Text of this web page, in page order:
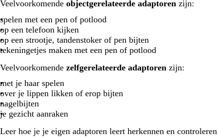
Veelvoorkomende objectgerelateerde adaptoren zijn:
spelen met een pen of potlood
op een telefoon kijken
op een strootje, tandenstoker of pen bijten
tekeningetjes maken met een pen of potlood
Veelvoorkomende zelfgerelateerde adaptoren zijn:
met je haar spelen
over je lippen likken of erop bijten
nagelbijten
je gezicht aanraken
Leer hoe je je eigen adaptoren leert herkennen en controleren